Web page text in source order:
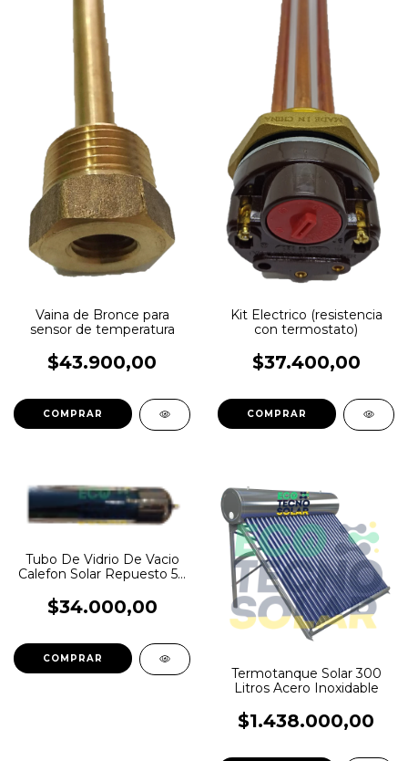
Vaina de Bronce para
sensor de temperatura
$43.900,00
Kit Electrico (resistencia
con termostato)
$37.400,00
Tubo De Vidrio De Vacio
Calefon Solar Repuesto 58
$34.000,00
Termotanque Solar 300
Litros Acero Inoxidable
$1.438.000,00